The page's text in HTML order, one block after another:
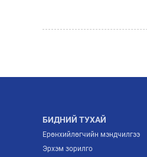
БИДНИЙ ТУХАЙ
Ерөнхийлөгчийн мэндчилгээ
Эрхэм зорилго